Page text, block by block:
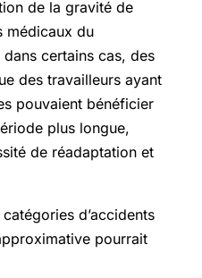
de la gravité de
médicaux du
certains cas, des
des travailleurs ayant
pouvaient bénéficier
plus longue,
de réadaptation et
d’accidents
pourrait